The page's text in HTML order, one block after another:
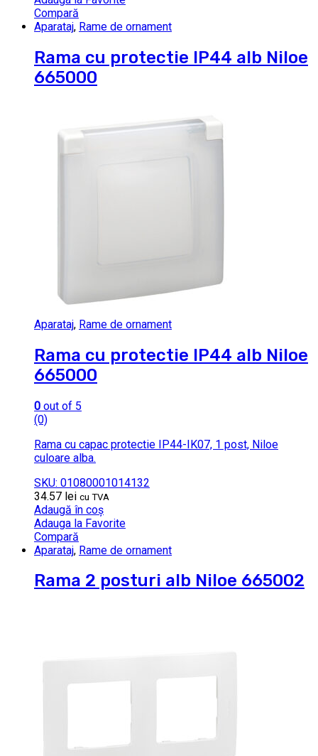
Compară
Aparataj, Rame de ornament
Rama cu protectie IP44 alb Niloe
665000
Aparataj, Rame de ornament
Rama cu protectie IP44 alb Niloe
665000
0 out of 5
(0)
Rama cu capac protectie IP44-IK07, 1 post, Niloe
culoare alba.
SKU: 01080001014132
34.57 lei cu TVA
Adaugă în coș
Adauga la Favorite
Compară
Aparataj, Rame de ornament
Rama 2 posturi alb Niloe 665002